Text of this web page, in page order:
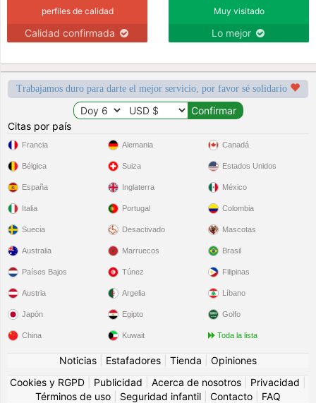
perfiles de calidad
Calidad confirmada
Muy visitado
Lo mejor
Trabajamos duro para darte el mejor servicio, por favor sé solidario
Citas por país
Francia
Bélgica
España
Italia
Suecia
Alemania
Suiza
Inglaterra
Portugal
Desactivado
Canadá
Estados Unidos
México
Colombia
Mascotas
Australia
Países Bajos
Austria
Japón
China
Marruecos
Túnez
Argelia
Egipto
Kuwait
Brasil
Filipinas
Líbano
Golfo
Toda la lista
Noticias Estafadores Tienda
Opiniones
Cookies y RGPD
Publicidad Acerca de nosotros Privacidad
Términos de uso
Seguridad infantil Contacto FAQ